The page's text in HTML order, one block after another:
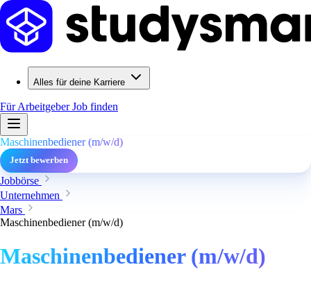
Alles für deine Karriere
Für ArbeitgeberJob finden
Maschinenbediener (m/w/d)
Jetzt bewerben
Jobbörse
Unternehmen
Mars
Maschinenbediener (m/w/d)
Maschinenbediener (m/w/d)